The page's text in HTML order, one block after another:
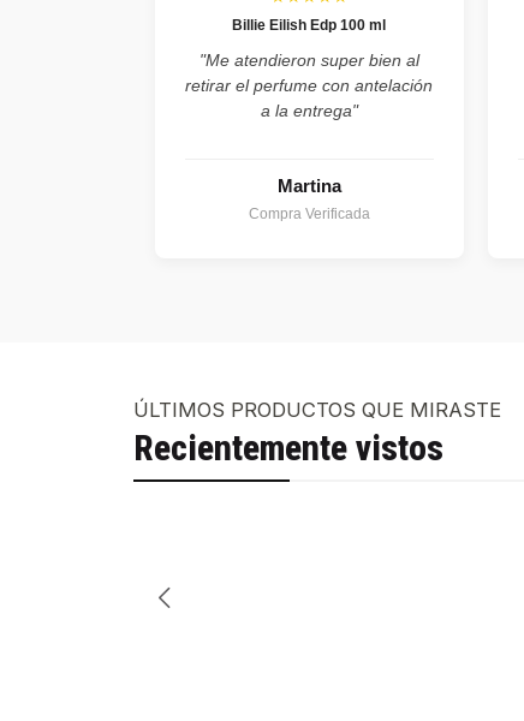
Billie Eilish Edp 100 ml
"Me atendieron super bien al
retirar el perfume con antelación
a la entrega"
Martina
Compra Verificada
ÚLTIMOS PRODUCTOS QUE MIRASTE
Recientemente vistos